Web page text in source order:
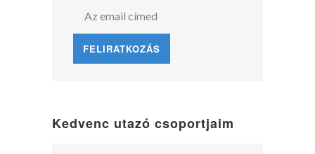
Kedvenc utazó csoportjaim